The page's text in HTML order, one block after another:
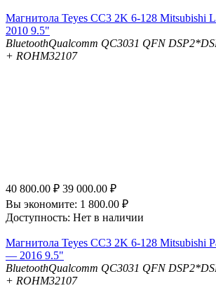
Магнитола Teyes CC3 2K 6-128 Mitsubishi
2010 9.5"
BluetoothQualcomm QC3031 QFN DSP
+ ROHM32107
40 800.00 ₽ 39 000.00 ₽
Вы экономите: 1 800.00 ₽
Доступность: Нет в наличии
Магнитола Teyes CC3 2K 6-128 Mitsubishi
— 2016 9.5"
BluetoothQualcomm QC3031 QFN DSP
+ ROHM32107